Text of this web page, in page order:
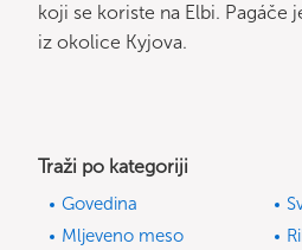
koji se koriste na Elbi. Pagáče
iz okolice Kyjova.
Traži po kategoriji
Govedina
Mljeveno meso